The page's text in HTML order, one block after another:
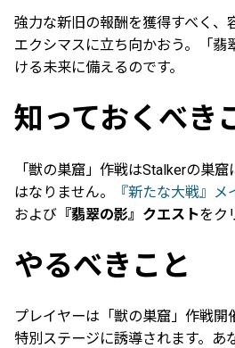
強力な新旧の報酬を獲得すべく、
エクシマスに立ち向かおう。「翡
ける未来に備えるのです。
知っておくべき
「獣の巣窟」作戦はStalkerの巣
はなりません。
『新たな大戦』
および 『翡翠の影』クエストをク
やるべきこと
プレイヤーは「獣の巣窟」作戦開
特別ステージに誘導されます。あ